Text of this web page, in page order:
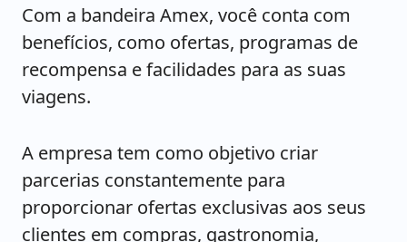
Com a bandeira Amex, você conta com
benefícios, como ofertas, programas de
recompensa e facilidades para as suas
viagens.
A empresa tem como objetivo criar
parcerias constantemente para
proporcionar ofertas exclusivas aos seus
clientes em compras, gastronomia,